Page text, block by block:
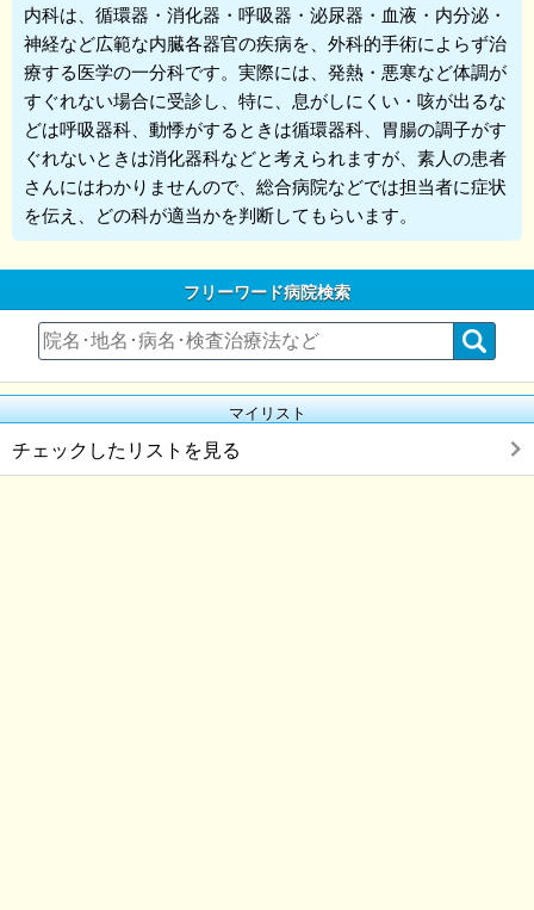
内科は、循環器・消化器・呼吸器・泌尿器・血液・内分泌・
神経など広範な内臓各器官の疾病を、外科的手術によらず治
療する医学の一分科です。実際には、発熱・悪寒など体調が
すぐれない場合に受診し、特に、息がしにくい・咳が出るな
どは呼吸器科、動悸がするときは循環器科、胃腸の調子がす
ぐれないときは消化器科などと考えられますが、素人の患者
さんにはわかりませんので、総合病院などでは担当者に症状
を伝え、どの科が適当かを判断してもらいます。
フリーワード病院検索
マイリスト
チェックしたリストを見る